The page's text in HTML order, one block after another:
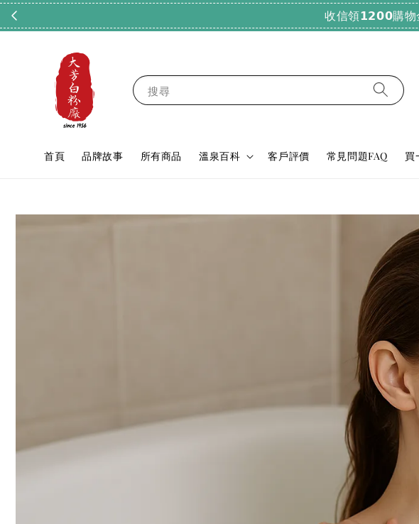
純天然好眠
搜尋
首頁 品牌故事 所有商品 溫泉百科 客戶評價 常見問題FAQ 買